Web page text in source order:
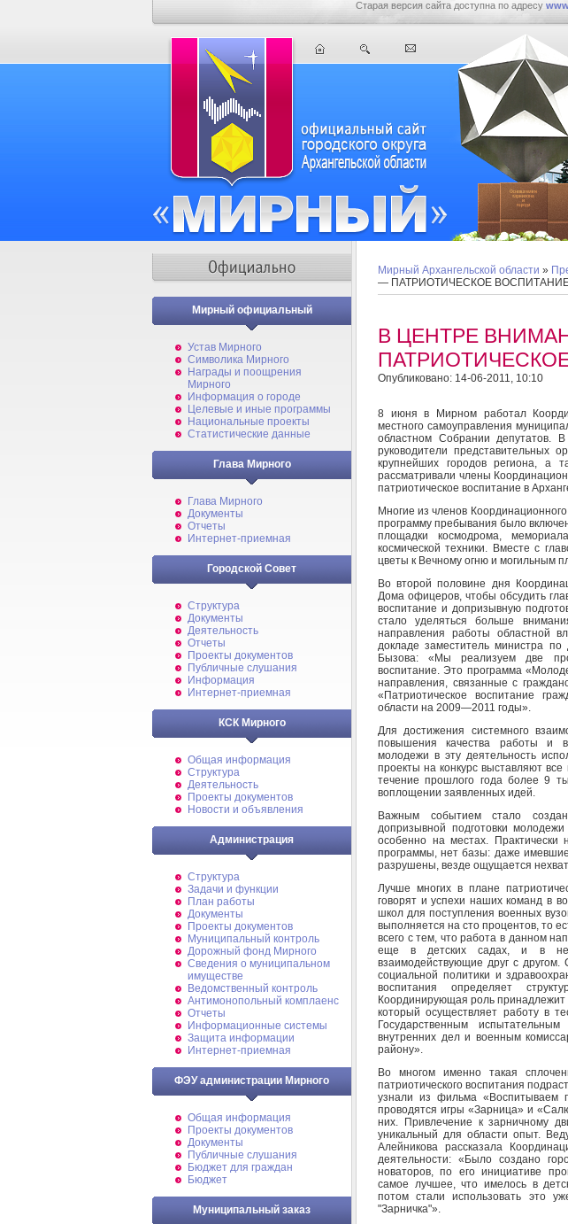
Старая версия сайта доступна по адресу
Мирный официальный
Устав Мирного
Символика Мирного
Награды и поощрения
Мирного
Информация о городе
Целевые и иные программы
Национальные проекты
Статистические данные
Глава Мирного
Глава Мирного
Документы
Отчеты
Интернет-приемная
Городской Совет
Структура
Документы
Деятельность
Отчеты
Проекты документов
Публичные слушания
Информация
Интернет-приемная
КСК Мирного
Общая информация
Структура
Деятельность
Проекты документов
Новости и объявления
Администрация
Структура
Задачи и функции
План работы
Документы
Проекты документов
Муниципальный контроль
Дорожный фонд Мирного
Cведения о муниципальном
имуществе
Ведомственный контроль
Антимонопольный комплаенс
Отчеты
Информационные системы
Защита информации
Интернет-приемная
ФЭУ администрации Мирного
Общая информация
Проекты документов
Документы
Публичные слушания
Бюджет для граждан
Бюджет
Муниципальный заказ
Мирный Архангельской области »
— ПАТРИОТИЧЕСКОЕ
В ЦЕНТРЕ
Опубликовано: 14-06-2011, 10:10
8 июня в Мирном работал
местного самоуправления
областном Собрании депутатов. В
руководители представительных
крупнейших городов региона, а
рассматривали члены
патриотическое воспитание в
Многие из членов
программу пребывания было
площадки космодрома,
космической техники. Вместе с
цветы к Вечному огню и могильным
Во второй половине дня
Дома офицеров, чтобы обсудить
воспитание и допризывную
стало уделяться больше
направления работы областной
докладе заместитель министра
Бызова: «Мы реализуем две
воспитание. Это программа
направления, связанные с
«Патриотическое воспитание
области на 2009—2011 годы».
Для достижения системного
повышения качества работы и
молодежи в эту деятельность
проекты на конкурс выставляют
течение прошлого года более 9
воплощении заявленных идей.
Важным событием стало
допризывной подготовки
особенно на местах.
программы, нет базы: даже
разрушены, везде ощущается
Лучше многих в плане
говорят и успехи наших команд в
школ для поступления военных
выполняется на сто процентов, то
всего с тем, что работа в данном
еще в детских садах, и в ней
взаимодействующие друг с
социальной политики и
воспитания определяет
Координирующая роль принадлежит
который осуществляет работу в
Государственным
внутренних дел и военным
району».
Во многом именно такая
патриотического воспитания
узнали из фильма «Воспитываем
проводятся игры «Зарница» и
них. Привлечение к зарничному
уникальный для области опыт.
Алейникова рассказала
деятельности: «Было создано
новаторов, по его инициативе
самое лучшее, что имелось в
потом стали использовать это
"Зарничка"».